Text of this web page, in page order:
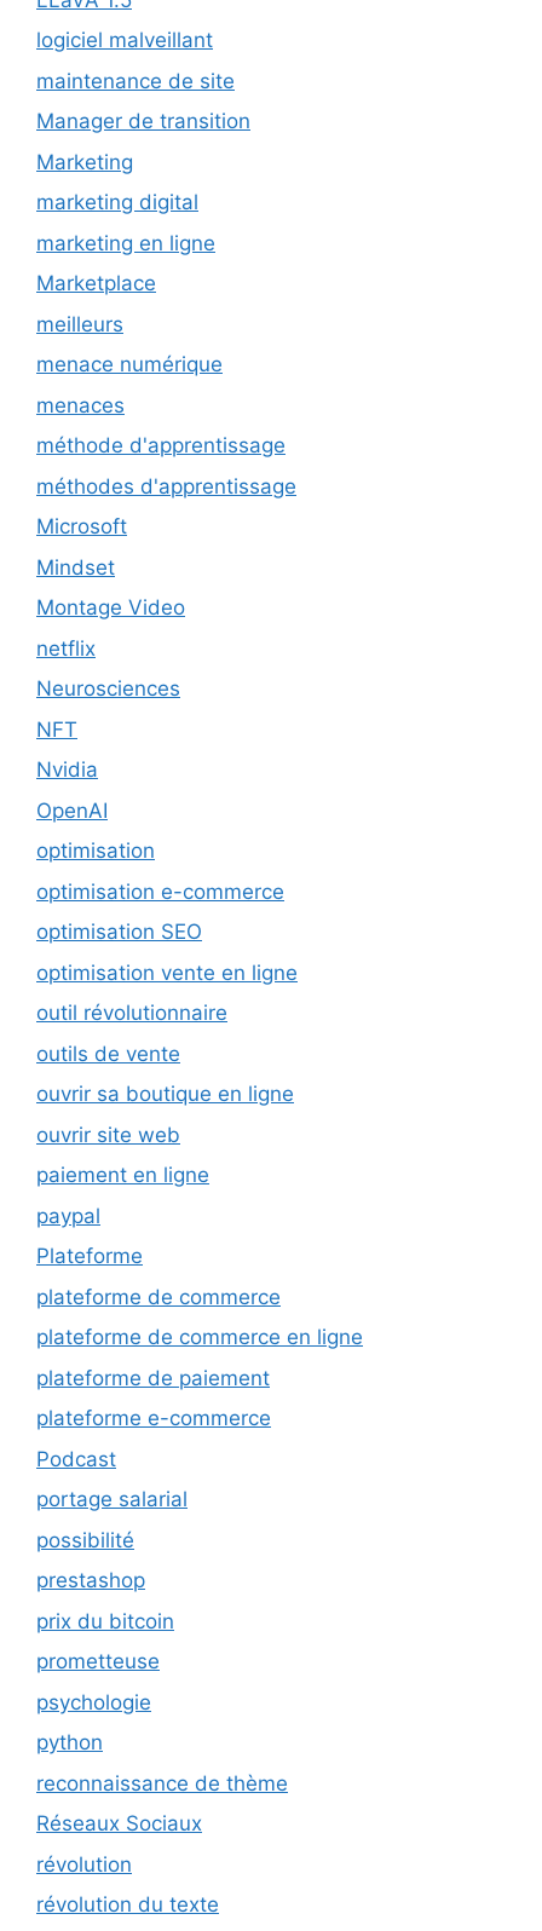
logiciel malveillant
maintenance de site
Manager de transition
Marketing
marketing digital
marketing en ligne
Marketplace
meilleurs
menace numérique
menaces
méthode d'apprentissage
méthodes d'apprentissage
Microsoft
Mindset
Montage Video
netflix
Neurosciences
NFT
Nvidia
OpenAI
optimisation
optimisation e-commerce
optimisation SEO
optimisation vente en ligne
outil révolutionnaire
outils de vente
ouvrir sa boutique en ligne
ouvrir site web
paiement en ligne
paypal
Plateforme
plateforme de commerce
plateforme de commerce en ligne
plateforme de paiement
plateforme e-commerce
Podcast
portage salarial
possibilité
prestashop
prix du bitcoin
prometteuse
psychologie
python
reconnaissance de thème
Réseaux Sociaux
révolution
révolution du texte